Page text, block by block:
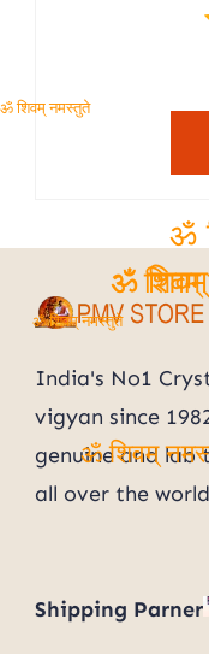
India's No1
vigyan since
genuine and lab
all over the
Shipping Parner
ॐ
ॐ शिवम् नमस्तुते
ॐ शिवम्
ॐ शिवम्
ॐ
ॐ शिवम् नमस्तुते